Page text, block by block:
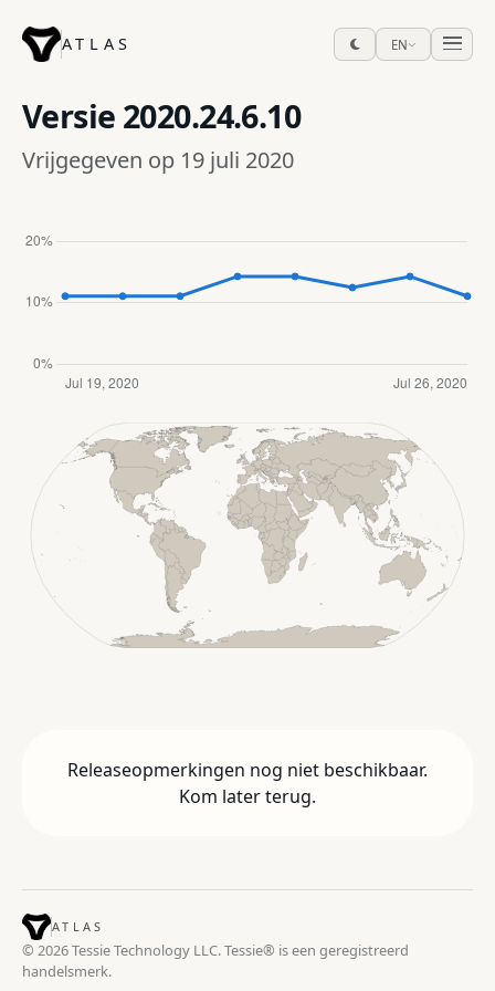
ATLAS EN
Versie 2020.24.6.10
Vrijgegeven op 19 juli 2020
Releaseopmerkingen nog niet beschikbaar.
Kom later terug.
ATLAS
© 2026 Tessie Technology LLC. Tessie® is een geregistreerd
handelsmerk.